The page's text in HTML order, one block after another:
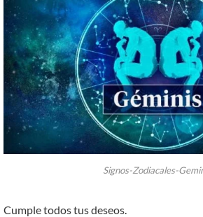
Signos-Zodiacales-
Cumple todos tus deseos.